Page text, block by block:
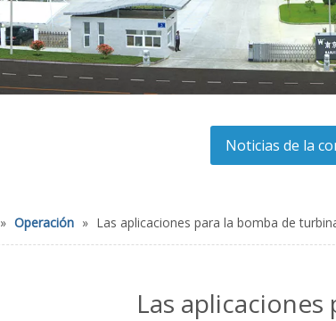
Noticias de la
» Operación » Las aplicaciones para la bomba de
Las